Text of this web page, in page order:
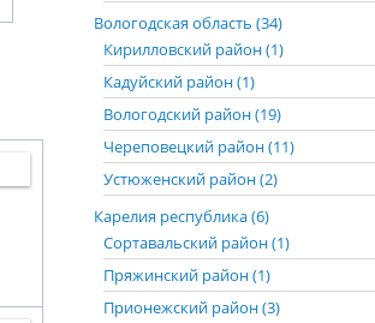
Вологодская область (34)
Кирилловский район (1)
Кадуйский район (1)
Вологодский район (19)
Череповецкий район (11)
Устюженский район (2)
Карелия республика (6)
Сортавальский район (1)
Пряжинский район (1)
Прионежский район (3)